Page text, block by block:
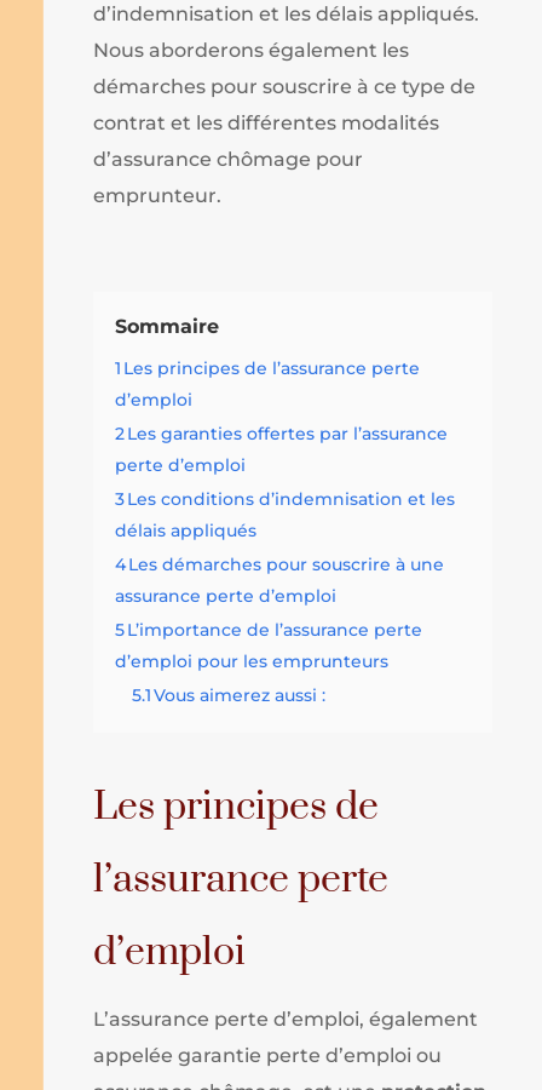
d’indemnisation et les délais appliqués.
Nous aborderons également les
démarches pour souscrire à ce type de
contrat et les différentes modalités
d’assurance chômage pour
emprunteur.
Sommaire
1 Les principes de l’assurance perte
d’emploi
2Les garanties offertes par l’assurance
perte d’emploi
3Les conditions d’indemnisation et les
délais appliqués
4Les démarches pour souscrire à une
assurance perte d’emploi
5L’importance de l’assurance perte
d’emploi pour les emprunteurs
5.1Vous aimerez aussi :
Les principes de
l’assurance perte
d’emploi
L’assurance perte d’emploi, également
appelée garantie perte d’emploi ou